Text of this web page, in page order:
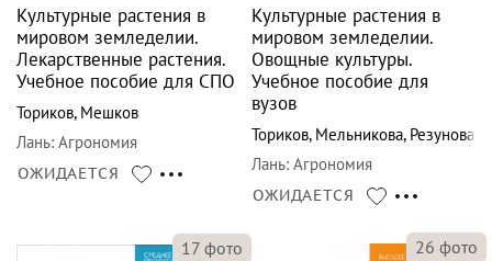
Культурные растения в
мировом земледелии.
Лекарственные растения.
Учебное пособие для СПО
Ториков, Мешков
Лань: Агрономия
ОЖИДАЕТСЯ
Культурные растения в
мировом земледелии.
Овощные культуры.
Учебное пособие для
вузов
Ториков, Мельникова, Резунова
Лань: Агрономия
ОЖИДАЕТСЯ
17 фото 26 фото